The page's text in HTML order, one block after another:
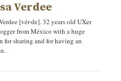
Verdee
[vér‧de]. 32 years old UXer
from México with a huge
for sharing and for having an